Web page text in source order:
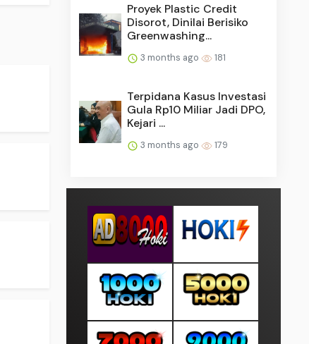
Proyek Plastic Credit
Disorot, Dinilai Berisiko
Greenwashing...
3 months ago 181
Terpidana Kasus Investasi
Gula Rp10 Miliar Jadi DPO,
Kejari ...
3 months ago 179